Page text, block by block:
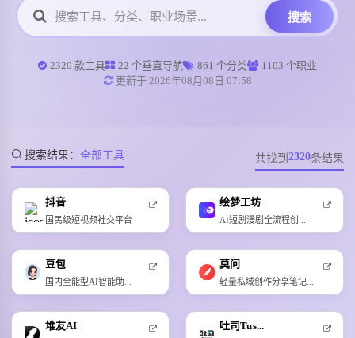
搜索
2320 款工具 22 个垂直导航 861 个分类
1103 个职业
更新于 2026年08月08日 07:58
搜索结果： 全部工具 共找到 2320条结果
抖音
国民级短视频社交平台
绘梦工坊
AI短剧漫剧全流程创...
豆包
国内全能型AI智能助...
莫问
轻量私域创作分享笔记...
堆友AI 吐司Tus...